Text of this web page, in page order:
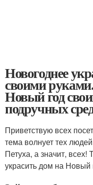
Новогоднее
своими
Новый год
подручных
Приветствую всех
тема волнует тех
Петуха, а значит,
украсить дом на Новый